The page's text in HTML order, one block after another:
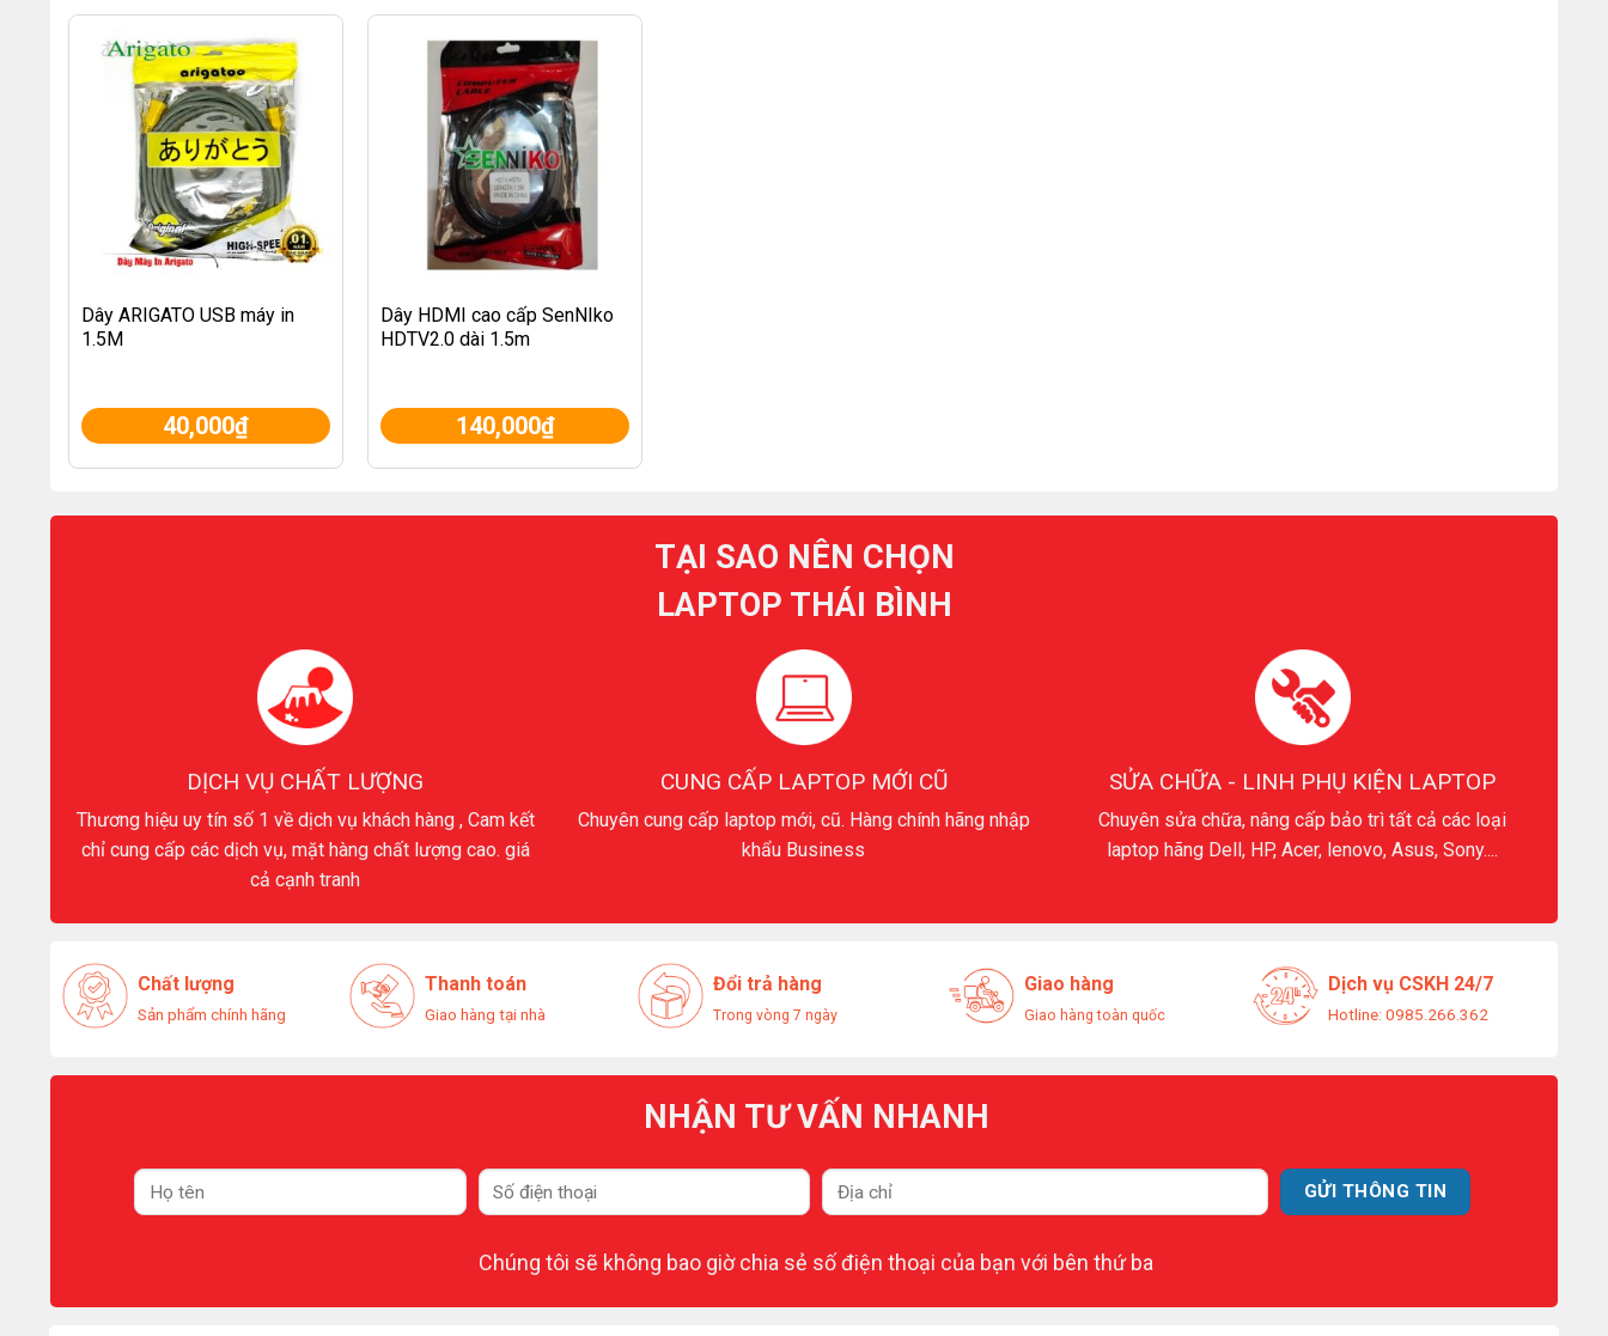
Dây ARIGATO USB máy in
1.5M
40,000₫
Dây HDMI cao cấp SenNIko
HDTV2.0 dài 1.5m
140,000₫
TẠI SAO NÊN CHỌN
LAPTOP THÁI BÌNH
DỊCH VỤ CHẤT LƯỢNG
Thương hiệu uy tín số 1 về dịch vụ khách hàng , Cam kết
chỉ cung cấp các dịch vụ, mặt hàng chất lượng cao. giá
cả cạnh tranh
CUNG CẤP LAPTOP MỚI CŨ
Chuyên cung cấp laptop mới, cũ. Hàng chính hãng nhập
khẩu Business
SỬA CHỮA - LINH PHỤ KIỆN LAPTOP
Chuyên sửa chữa, nâng cấp bảo trì tất cả các loại
laptop hãng Dell, HP, Acer, lenovo, Asus, Sony....
Chất lượng
Sản phẩm chính hãng
Thanh toán
Giao hàng tại nhà
Đổi trả hàng
Trong vòng 7 ngày
Giao hàng
Giao hàng toàn quốc
Dịch vụ CSKH 24/7
Hotline: 0985.266.362
NHẬN TƯ VẤN NHANH
Chúng tôi sẽ không bao giờ chia sẻ số điện thoại của bạn với bên thứ ba